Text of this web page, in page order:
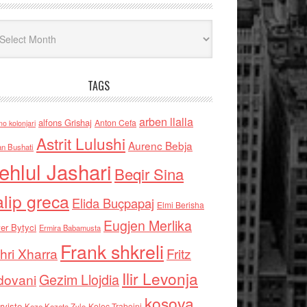
TAGS
kolonjari alfons Grishaj Anton Cefa arben llalla
Bushati Astrit Lulushi Aurenc Bebja
Jashari Beqir Sina
grecaElida Buçpapaj Elmi Berisha
Bytyci Ermira Babamusta Eugjen Merlika
Xharra Frank shkreli Fritz
Gezim Llojdia Ilir Levonja